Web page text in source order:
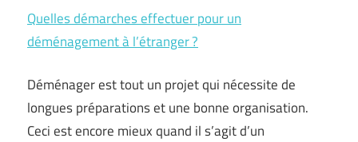
Quelles démarches effectuer pour un
déménagement à l’étranger ?
Déménager est tout un projet qui nécessite de
longues préparations et une bonne organisation.
Ceci est encore mieux quand il s’agit d’un